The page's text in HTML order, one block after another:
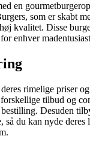
en
som er skabt
kvalitet. Disse
enhver
rimelige priser
tilbud og
Desuden
så du kan nyde